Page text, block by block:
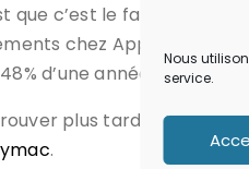
Nous
service.
que c’est le fabricant de
chez Apple. Selon
d’une année sur l’autre.
plus tard pour
.